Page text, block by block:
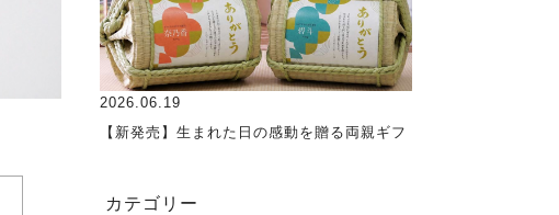
2026.06.19
【新発売】生まれた日の感動を贈る両親ギフ
カテゴリー